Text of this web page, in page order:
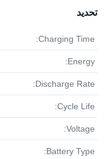
تحديد
Charging Time:
Energy:
Discharge Rate:
Cycle Life:
Voltage:
Battery Type: